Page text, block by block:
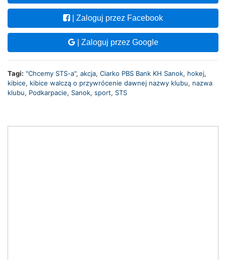
| Zaloguj przez Facebook
| Zaloguj przez Google
Tagi: "Chcemy STS-a", akcja, Ciarko PBS Bank KH Sanok, hokej,
kibice, kibice walczą o przywrócenie dawnej nazwy klubu, nazwa
klubu, Podkarpacie, Sanok, sport, STS